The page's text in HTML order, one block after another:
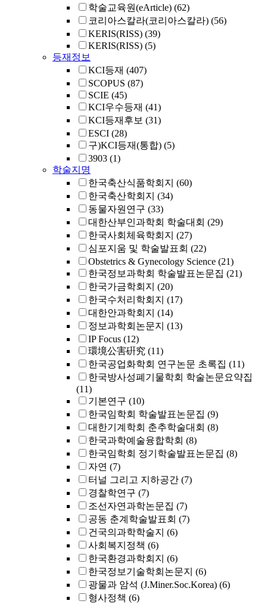
학술교육원(eArticle) (62)
코리아스칼라(코리아스칼라) (56)
KERIS(RISS) (39)
KERIS(RISS) (5)
등재정보
KCI등재 (407)
SCOPUS (87)
SCIE (45)
KCI우수등재 (41)
KCI등재후보 (31)
ESCI (28)
구)KCI등재(통합) (5)
3903 (1)
학술지명
한국축산식품학회지 (60)
한국축산학회지 (34)
동물자원연구 (33)
대한산부인과학회 학술대회 (29)
한국사회체육학회지 (27)
심포지움 및 학술발표회 (22)
Obstetrics & Gynecology Science (21)
한국정보과학회 학술발표논문집 (21)
한국가금학회지 (20)
한국수처리학회지 (17)
대한안과학회지 (14)
정보과학회논문지 (13)
IP Focus (12)
環境公害硏究 (11)
한국공업화학회 연구논문 초록집 (11)
한국방사성폐기물학회 학술논문요약집
(11)
기본연구 (10)
한국임학회 학술발표논문집 (9)
대한기계학회 춘추학술대회 (8)
한국과학예술융합학회 (8)
한국임학회 정기학술발표논문집 (8)
자연 (7)
터널 그리고 지하공간 (7)
경찰학연구 (7)
조선자연과학논문집 (7)
공동 춘계학술발표회 (7)
건국의과학학술지 (6)
사회복지정책 (6)
한국환경과학회지 (6)
한국정보기술학회논문지 (6)
광물과 암석 (J.Miner.Soc.Korea) (6)
형사정책 (6)